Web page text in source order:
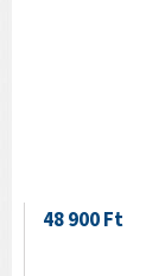
48 900 Ft